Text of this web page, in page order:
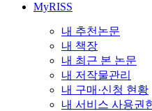
MyRISS
내 추천논문
내 책장
내 최근 본 논문
내 저작물관리
내 구매·신청 현황
내 서비스 사용권